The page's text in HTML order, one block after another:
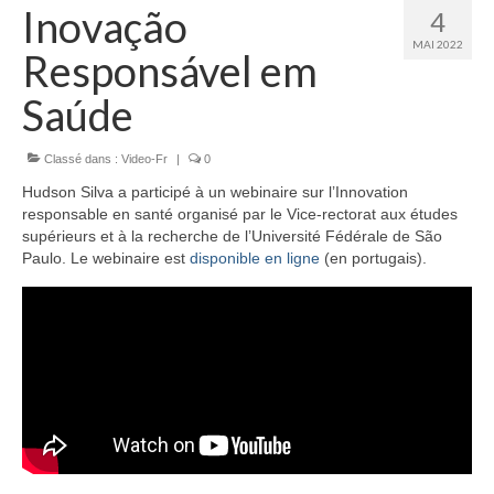
Publications
Vidéos
4
MAI 2022
Inovação
Responsável em
Saúde
Classé dans : Video-Fr | 0
Hudson Silva a participé à un webinaire sur l’Innovation
responsable en santé organisé par le Vice-rectorat aux études
supérieurs et à la recherche de l’Université Fédérale de São
Paulo. Le webinaire est disponible en ligne (en portugais).